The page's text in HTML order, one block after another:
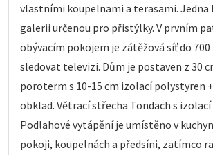
vlastními koupelnami a terasami. Jedna
galerii určenou pro přistýlky. V prvním
obývacím pokojem je zátěžová síť do
sledovat televizi. Dům je postaven z 30
poroterm s 10-15 cm izolací polystyren
obklad. Větrací střecha Tondach s izolací
Podlahové vytápění je umístěno v
pokoji, koupelnách a předsíni, zatímco